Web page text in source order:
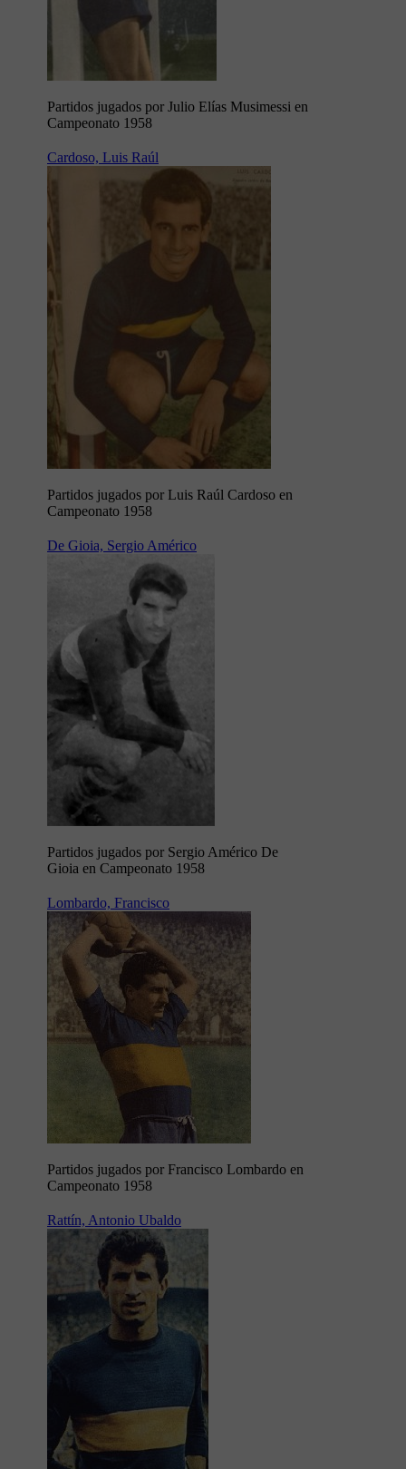
Partidos jugados por Julio Elías Musimessi en
Campeonato 1958
Cardoso, Luis Raúl
Partidos jugados por Luis Raúl Cardoso en
Campeonato 1958
De Gioia, Sergio Américo
Partidos jugados por Sergio Américo De
Gioia en Campeonato 1958
Lombardo, Francisco
Partidos jugados por Francisco Lombardo en
Campeonato 1958
Rattín, Antonio Ubaldo